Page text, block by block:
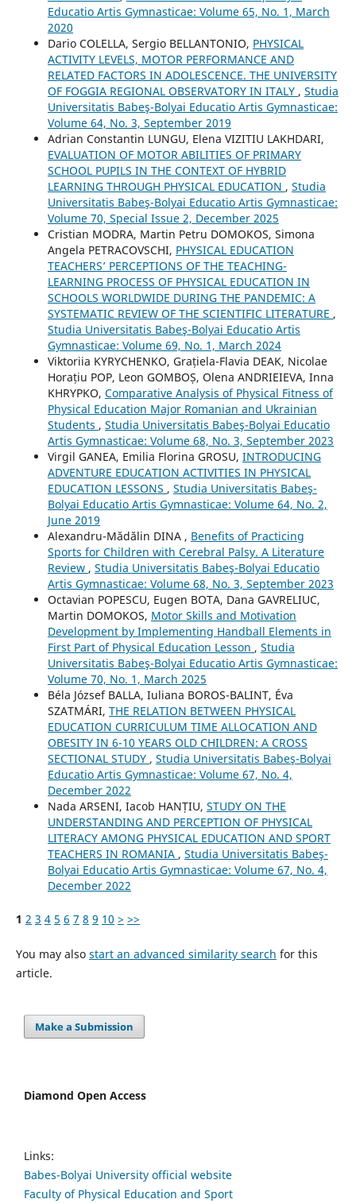
Educatio Artis Gymnasticae: Volume 65, No. 1, March
2020
Dario COLELLA, Sergio BELLANTONIO, PHYSICAL
ACTIVITY LEVELS, MOTOR PERFORMANCE AND
RELATED FACTORS IN ADOLESCENCE. THE UNIVERSITY
OF FOGGIA REGIONAL OBSERVATORY IN ITALY , Studia
Universitatis Babeş-Bolyai Educatio Artis Gymnasticae:
Volume 64, No. 3, September 2019
Adrian Constantin LUNGU, Elena VIZITIU LAKHDARI,
EVALUATION OF MOTOR ABILITIES OF PRIMARY
SCHOOL PUPILS IN THE CONTEXT OF HYBRID
LEARNING THROUGH PHYSICAL EDUCATION , Studia
Universitatis Babeş-Bolyai Educatio Artis Gymnasticae:
Volume 70, Special Issue 2, December 2025
Cristian MODRA, Martin Petru DOMOKOS, Simona
Angela PETRACOVSCHI, PHYSICAL EDUCATION
TEACHERS’ PERCEPTIONS OF THE TEACHING-
LEARNING PROCESS OF PHYSICAL EDUCATION IN
SCHOOLS WORLDWIDE DURING THE PANDEMIC: A
SYSTEMATIC REVIEW OF THE SCIENTIFIC LITERATURE ,
Studia Universitatis Babeş-Bolyai Educatio Artis
Gymnasticae: Volume 69, No. 1, March 2024
Viktoriia KYRYCHENKO, Grațiela-Flavia DEAK, Nicolae
Horațiu POP, Leon GOMBOȘ, Olena ANDRIEIEVA, Inna
KHRYPKO, Comparative Analysis of Physical Fitness of
Physical Education Major Romanian and Ukrainian
Students , Studia Universitatis Babeş-Bolyai Educatio
Artis Gymnasticae: Volume 68, No. 3, September 2023
Virgil GANEA, Emilia Florina GROSU, INTRODUCING
ADVENTURE EDUCATION ACTIVITIES IN PHYSICAL
EDUCATION LESSONS , Studia Universitatis Babeş-
Bolyai Educatio Artis Gymnasticae: Volume 64, No. 2,
June 2019
Alexandru-Mădălin DINA , Benefits of Practicing
Sports for Children with Cerebral Palsy. A Literature
Review , Studia Universitatis Babeş-Bolyai Educatio
Artis Gymnasticae: Volume 68, No. 3, September 2023
Octavian POPESCU, Eugen BOTA, Dana GAVRELIUC,
Martin DOMOKOS, Motor Skills and Motivation
Development by Implementing Handball Elements in
First Part of Physical Education Lesson , Studia
Universitatis Babeş-Bolyai Educatio Artis Gymnasticae:
Volume 70, No. 1, March 2025
Béla József BALLA, Iuliana BOROS-BALINT, Éva
SZATMÁRI, THE RELATION BETWEEN PHYSICAL
EDUCATION CURRICULUM TIME ALLOCATION AND
OBESITY IN 6-10 YEARS OLD CHILDREN: A CROSS
SECTIONAL STUDY , Studia Universitatis Babeş-Bolyai
Educatio Artis Gymnasticae: Volume 67, No. 4,
December 2022
Nada ARSENI, Iacob HANȚIU, STUDY ON THE
UNDERSTANDING AND PERCEPTION OF PHYSICAL
LITERACY AMONG PHYSICAL EDUCATION AND SPORT
TEACHERS IN ROMANIA , Studia Universitatis Babeş-
Bolyai Educatio Artis Gymnasticae: Volume 67, No. 4,
December 2022
1 2 3 4 5 6 7 8 9 10 > >>
You may also start an advanced similarity search for this
article.
Make a Submission
Diamond Open Access
Links:
Babes-Bolyai University official website
Faculty of Physical Education and Sport